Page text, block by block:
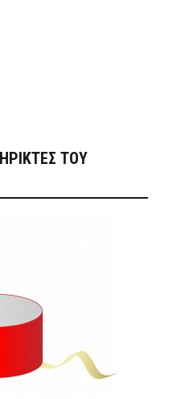
ΤΟΥ